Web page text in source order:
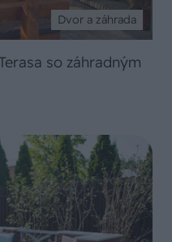
Dvor a záhrada
so záhradným